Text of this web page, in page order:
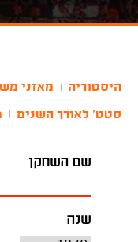
היסטוריה מאזני
סטט' לאורך השנים
שם השחקן
שנה